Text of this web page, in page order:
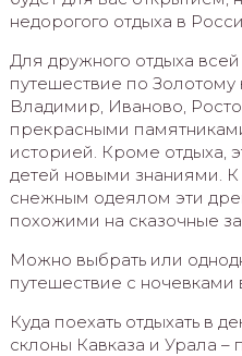
недорогого отдыха в
Для дружного отдыха
путешествие по Золотому
Владимир, Иваново,
прекрасными
историей. Кроме отдыха,
детей новыми знаниями.
снежным одеялом эти
похожими на сказочные
Можно выбрать или
путешествие с ночевками
Куда поехать отдыхать в
склоны Кавказа и Урала –